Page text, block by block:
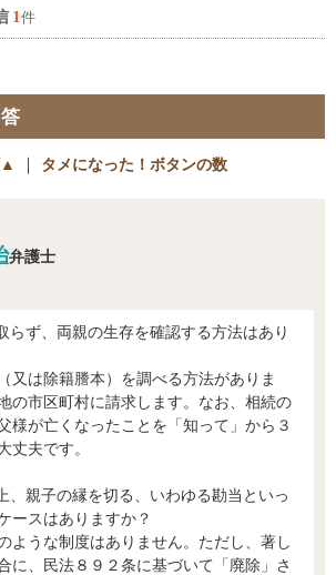
1件
▲ ｜ タメになった！ボタンの数
弁護士
らず、両親の生存を確認する方法はあり
又は除籍謄本）を調べる方法がありま
の市区町村に請求します。なお、相続の
様が亡くなったことを「知って」から３
丈夫です。
、親子の縁を切る、いわゆる勘当といっ
ースはありますか？
ような制度はありません。ただし、著し
に、民法８９２条に基づいて「廃除」さ